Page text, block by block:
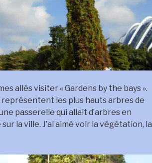
allés visiter « Gardens by the bays ».
les plus hauts arbres de
passerelle qui allait d’arbres en
la ville. J’ai aimé voir la végétation, la